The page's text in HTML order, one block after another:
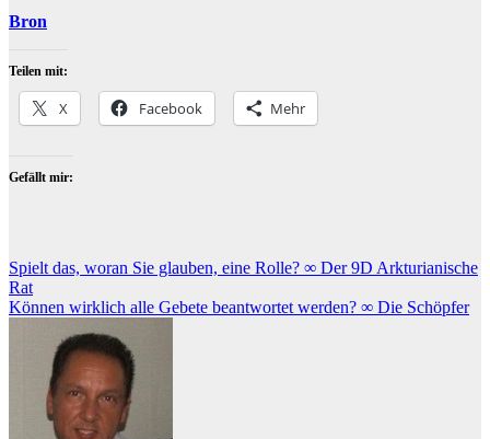
Bron
Teilen mit:
X Facebook Mehr
Gefällt mir:
Beitragsnavigation
Spielt das, woran Sie glauben, eine Rolle? ∞ Der 9D Arkturianische
Rat
Können wirklich alle Gebete beantwortet werden? ∞ Die Schöpfer